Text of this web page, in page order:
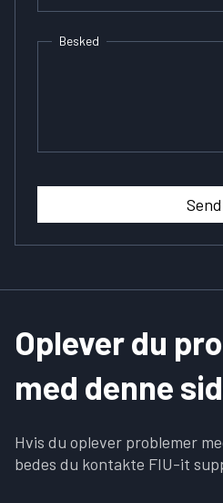
Besked
Send
Oplever du
med denne
Hvis du oplever problemer
bedes du kontakte FIU-it